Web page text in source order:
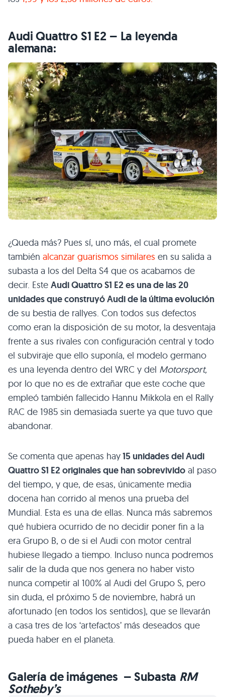
Audi Quattro S1 E2 – La leyenda
alemana:
¿Queda más? Pues sí, uno más, el cual promete
también alcanzar guarismos similares en su salida a
subasta a los del Delta S4 que os acabamos de
decir. Este Audi Quattro S1 E2 es una de las 20
unidades que construyó Audi de la última evolución
de su bestia de rallyes. Con todos sus defectos
como eran la disposición de su motor, la desventaja
frente a sus rivales con configuración central y todo
el subviraje que ello suponía, el modelo germano
es una leyenda dentro del WRC y del Motorsport,
por lo que no es de extrañar que este coche que
empleó también fallecido Hannu Mikkola en el Rally
RAC de 1985 sin demasiada suerte ya que tuvo que
abandonar.
Se comenta que apenas hay15 unidades del Audi
Quattro S1 E2 originales que han sobrevivido al paso
del tiempo, y que, de esas, únicamente media
docena han corrido al menos una prueba del
Mundial. Esta es una de ellas. Nunca más sabremos
qué hubiera ocurrido de no decidir poner fin a la
era Grupo B, o de si el Audi con motor central
hubiese llegado a tiempo. Incluso nunca podremos
salir de la duda que nos genera no haber visto
nunca competir al 100% al Audi del Grupo S, pero
sin duda, el próximo 5 de noviembre, habrá un
afortunado (en todos los sentidos), que se llevarán
a casa tres de los ‘artefactos’ más deseados que
pueda haber en el planeta.
Galería de imágenes – Subasta RM
Sotheby’s